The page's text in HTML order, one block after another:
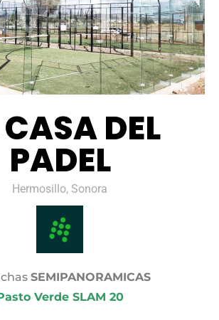
DEL
PADEL
Hermosillo, Sonora
SEMIPANORAMICAS
Verde SLAM 20